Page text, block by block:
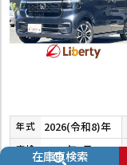
年式 2026(令和8)年
車検 2029年7月
在庫車検索